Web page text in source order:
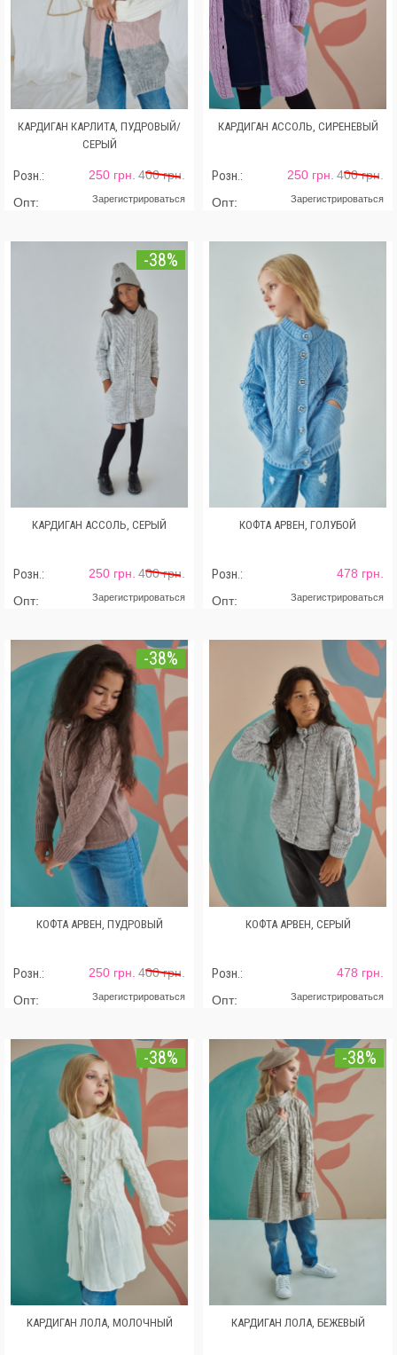
КАРДИГАН КАРЛИТА, ПУДРОВЫЙ/
СЕРЫЙ
Розн.: 250 грн. 400 грн.
Опт:
Зарегистрироваться
КАРДИГАН АССОЛЬ, СИРЕНЕВЫЙ
Розн.: 250 грн. 400 грн.
Опт:
Зарегистрироваться
-38%
КАРДИГАН АССОЛЬ, СЕРЫЙ
Розн.: 250 грн. 400 грн.
Опт:
Зарегистрироваться
КОФТА АРВЕН, ГОЛУБОЙ
Розн.:
478 грн.
Опт:
Зарегистрироваться
-38%
КОФТА АРВЕН, ПУДРОВЫЙ
Розн.: 250 грн. 400 грн.
Опт:
Зарегистрироваться
КОФТА АРВЕН, СЕРЫЙ
Розн.:
478 грн.
Опт:
Зарегистрироваться
-38%
КАРДИГАН ЛОЛА, МОЛОЧНЫЙ
-38%
КАРДИГАН ЛОЛА, БЕЖЕВЫЙ